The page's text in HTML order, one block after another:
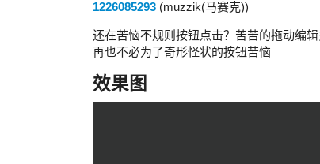
1226085293 (muzzik(马赛克))
还在苦恼不规则按钮点击？苦苦的拖动编
再也不必为了奇形怪状的按钮苦恼
效果图